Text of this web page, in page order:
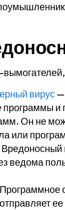
вирус —
программы и
Он не
или
Вредоносный
ведома